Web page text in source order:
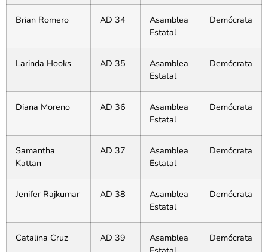
Brian Romero AD 34
Asamblea
Estatal
Demócrata
Larinda Hooks AD 35
Asamblea
Estatal
Demócrata
Diana Moreno AD 36
Asamblea
Estatal
Demócrata
Samantha
Kattan
AD 37
Asamblea
Estatal
Demócrata
Jenifer Rajkumar AD 38
Asamblea
Estatal
Demócrata
Catalina Cruz AD 39
Asamblea
Demócrata